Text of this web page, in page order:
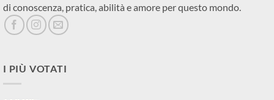
di conoscenza, pratica, abilità e amore per questo mondo.
I PIÙ VOTATI